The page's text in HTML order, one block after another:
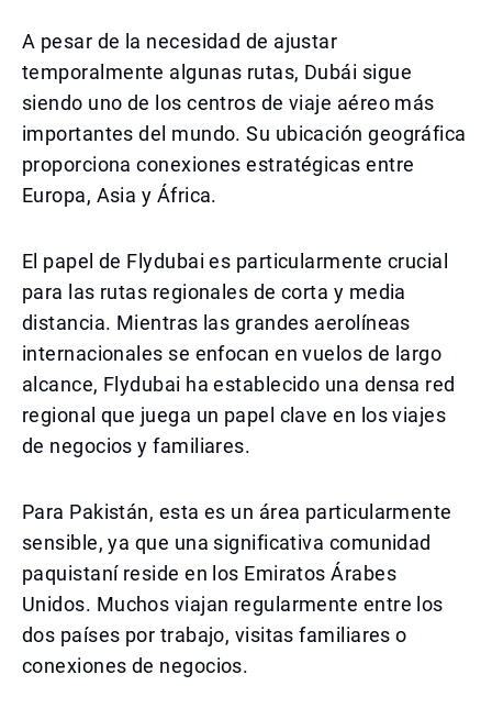
A pesar de la necesidad de ajustar
temporalmente algunas rutas, Dubái sigue
siendo uno de los centros de viaje aéreo más
importantes del mundo. Su ubicación geográfica
proporciona conexiones estratégicas entre
Europa, Asia y África.
El papel de Flydubai es particularmente crucial
para las rutas regionales de corta y media
distancia. Mientras las grandes aerolíneas
internacionales se enfocan en vuelos de largo
alcance, Flydubai ha establecido una densa red
regional que juega un papel clave en los viajes
de negocios y familiares.
Para Pakistán, esta es un área particularmente
sensible, ya que una significativa comunidad
paquistaní reside en los Emiratos Árabes
Unidos. Muchos viajan regularmente entre los
dos países por trabajo, visitas familiares o
conexiones de negocios.